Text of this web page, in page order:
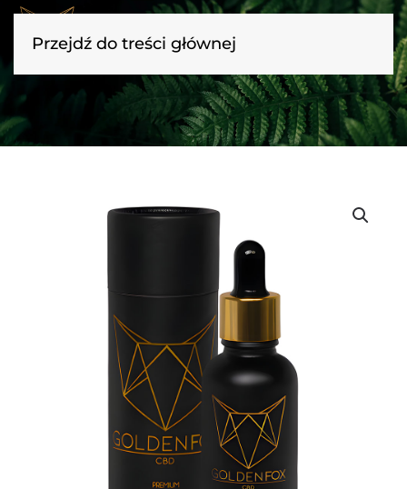
Przejdź do treści głównej